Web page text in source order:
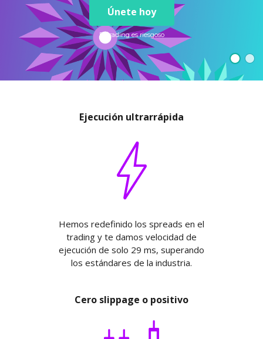
Fondos cotizados (ETFs)
Zero Account
NUEVO
Axiory App
NUEVO
Guía de instalación de cTrader
Transparencia y seguridad
Premios a nivel global
Documentos legales
Preguntas frecuentes
Contáctanos
عربى
English
Русский
Español
日本語 Abrir cuenta real
Prueba una cuenta Demo
Trading is Risky.
Únete hoy
El trading es riesgoso
Ejecución ultrarrápida
Hemos redefinido los spreads en el
trading y te damos velocidad de
ejecución de solo 29 ms, superando
los estándares de la industria.
Cero slippage o positivo